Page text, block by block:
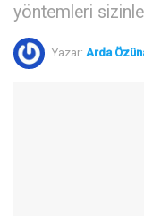
yöntemleri
Yazar: Arda